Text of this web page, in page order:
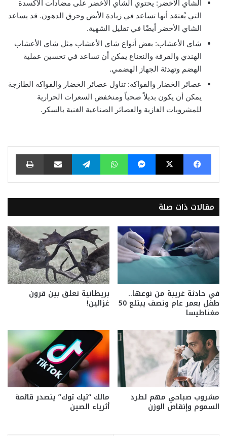
الشاي الأخضر: يحتوي الشاي الأخضر على مضادات الأكسدة
التي يُعتقد أنها تساعد في زيادة الأيض وحرق الدهون. قد يساعد
الشاي الأخضر أيضًا في تقليل الشهية.
شاي الأعشاب: بعض أنواع شاي الأعشاب مثل شاي الأعشاب
الهندي والقرفة والنعناع يمكن أن تساعد في تحسين عملية
الهضم وتهدئة الجهاز الهضمي.
عصائر الخضار والفواكه: تناول عصائر الخضار والفواكه الطازجة
يمكن أن يكون بديلاً صحياً ومنخفض السعرات الحرارية
للمشروبات الغازية والعصائر الصناعية الغنية بالسكر.
فيسبوك ‫X ماسنجر واتساب تيلقرام مشاركة عبر البريد طباعة
مقالات ذات صلة
في حادثة غريبة من نوعها..
طفل بعمر عام ونصف يبتلع 50
مغناطيسا
بريطانية تعلق بين قرون
غزالين!
مشروب صباحي مهم لطرد
السموم وإنقاص الوزن
مالك “تيك توك” يتصدر قائمة
أثرياء الصين